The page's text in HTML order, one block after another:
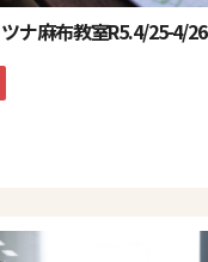
ナ麻布教室R5.4/25-4/26